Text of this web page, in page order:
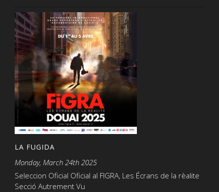
LA FUGIDA
Monday, March 24th 2025
Seleccion Oficial Oficial al FIGRA, Les Écrans de la rèalite
Secció Autrement Vu